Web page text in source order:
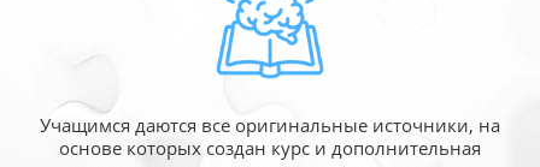
Учащимся даются все оригинальные источники, на
основе которых создан курс и дополнительная